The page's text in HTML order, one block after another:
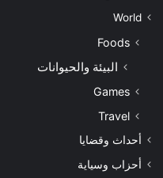
World
Foods
البيئة والحيوانات
Games
Travel
أحداث وقضايا
أحزاب وسياية